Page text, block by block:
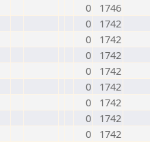
0
1746
0
1742
0
1742
0
1742
0
1742
0
1742
0
1742
0
1742
0
1742